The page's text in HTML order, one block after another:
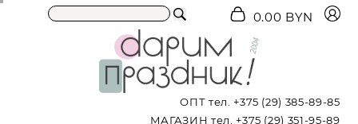
0.00 BYN
ОПТ тел. +375 (29) 385-89-85
МАГАЗИН тел. +375 (29) 351-95-89